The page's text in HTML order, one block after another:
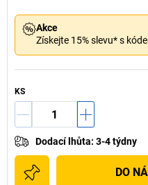
Akce
Získejte 15% slevu* s
KS
Dodací lhůta: 3-4 týdny
DO